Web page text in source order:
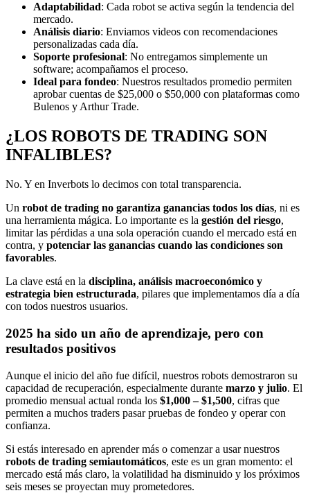
Adaptabilidad: Cada robot se activa según la tendencia del
mercado.
Análisis diario: Enviamos videos con recomendaciones
personalizadas cada día.
Soporte profesional: No entregamos simplemente un
software; acompañamos el proceso.
Ideal para fondeo: Nuestros resultados promedio permiten
aprobar cuentas de $25,000 o $50,000 con plataformas como
Bulenos y Arthur Trade.
¿LOS ROBOTS DE TRADING SON
INFALIBLES?
No. Y en Inverbots lo decimos con total transparencia.
Un robot de trading no garantiza ganancias todos los días, ni es
una herramienta mágica. Lo importante es la gestión del riesgo,
limitar las pérdidas a una sola operación cuando el mercado está en
contra, y potenciar las ganancias cuando las condiciones son
favorables.
La clave está en la disciplina, análisis macroeconómico y
estrategia bien estructurada, pilares que implementamos día a día
con todos nuestros usuarios.
2025 ha sido un año de aprendizaje, pero con
resultados positivos
Aunque el inicio del año fue difícil, nuestros robots demostraron su
capacidad de recuperación, especialmente durante marzo y julio. El
promedio mensual actual ronda los $1,000 – $1,500, cifras que
permiten a muchos traders pasar pruebas de fondeo y operar con
confianza.
Si estás interesado en aprender más o comenzar a usar nuestros
robots de trading semiautomáticos, este es un gran momento: el
mercado está más claro, la volatilidad ha disminuido y los próximos
seis meses se proyectan muy prometedores.